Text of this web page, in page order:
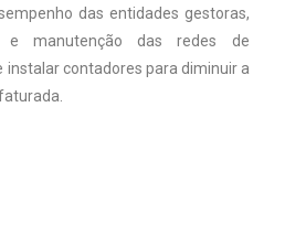
das entidades gestoras,
e manutenção das redes de
instalar contadores para diminuir a